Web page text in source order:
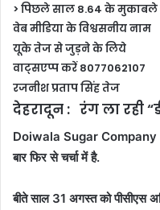
> पिछले साल 8.64 के मुकाबले
वेब मीडिया के विश्वसनीय नाम
यूके तेज से जुड़ने के लिये
वाट्सएप्प करें 8077062107
रजनीश प्रताप सिंह तेज
देहरादून : रंग ला रही
Doiwala Sugar Company
बार फिर से चर्चा में है.
बीते साल 31 अगस्त को पीसीएस